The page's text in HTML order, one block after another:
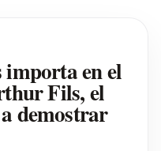
importa en el
Fils, el
demostrar